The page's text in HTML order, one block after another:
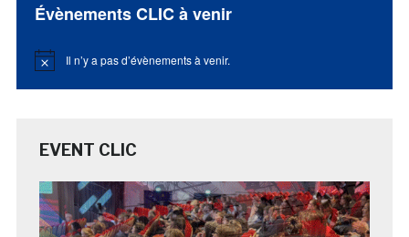
Évènements CLIC à venir
Notice Il n’y a pas d’évènements à venir.
EVENT CLIC